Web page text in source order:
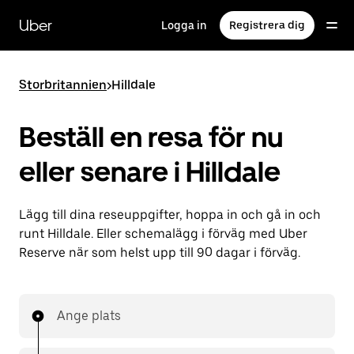
huvudinnehållet
Uber Logga in Registrera dig
Storbritannien>Hilldale
Beställ en resa för nu
eller senare i Hilldale
Lägg till dina reseuppgifter, hoppa in och gå in och
runt Hilldale. Eller schemalägg i förväg med Uber
Reserve när som helst upp till 90 dagar i förväg.
Ange plats